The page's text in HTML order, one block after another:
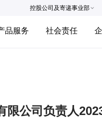
控股公司及寄递事业部
品服务 社会责任
限公司负责人